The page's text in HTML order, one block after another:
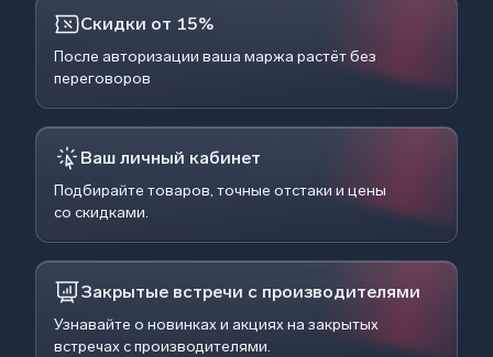
Скидки от 15%
После авторизации ваша маржа растёт без
переговоров
Ваш личный кабинет
Подбирайте товаров, точные отстаки и цены
со скидками.
Закрытые встречи с производителями
Узнавайте о новинках и акциях на закрытых
встречах с производителями.